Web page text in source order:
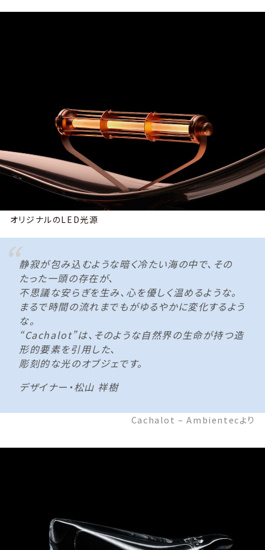
オリジナルのLED光源
静寂が包み込むような暗く冷たい海の中で、その
たった一頭の存在が、
不思議な安らぎを生み、心を優しく温めるような。
まるで時間の流れまでもがゆるやかに変化するよう
な。
“Cachalot”は、そのような自然界の生命が持つ造
形的要素を引用した、
彫刻的な光のオブジェです。
デザイナー・松山 祥樹
Cachalot – Ambientecより